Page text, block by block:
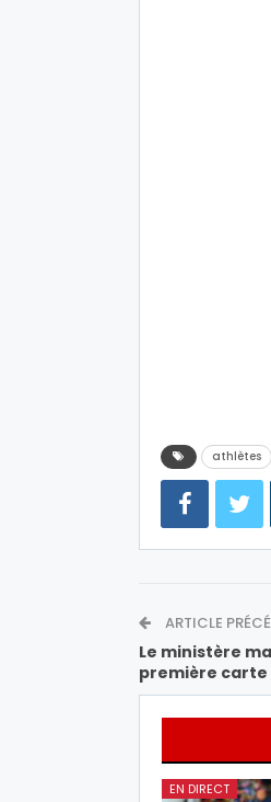
athlètes
ARTICLE
Le ministère
première
EN DIRECT